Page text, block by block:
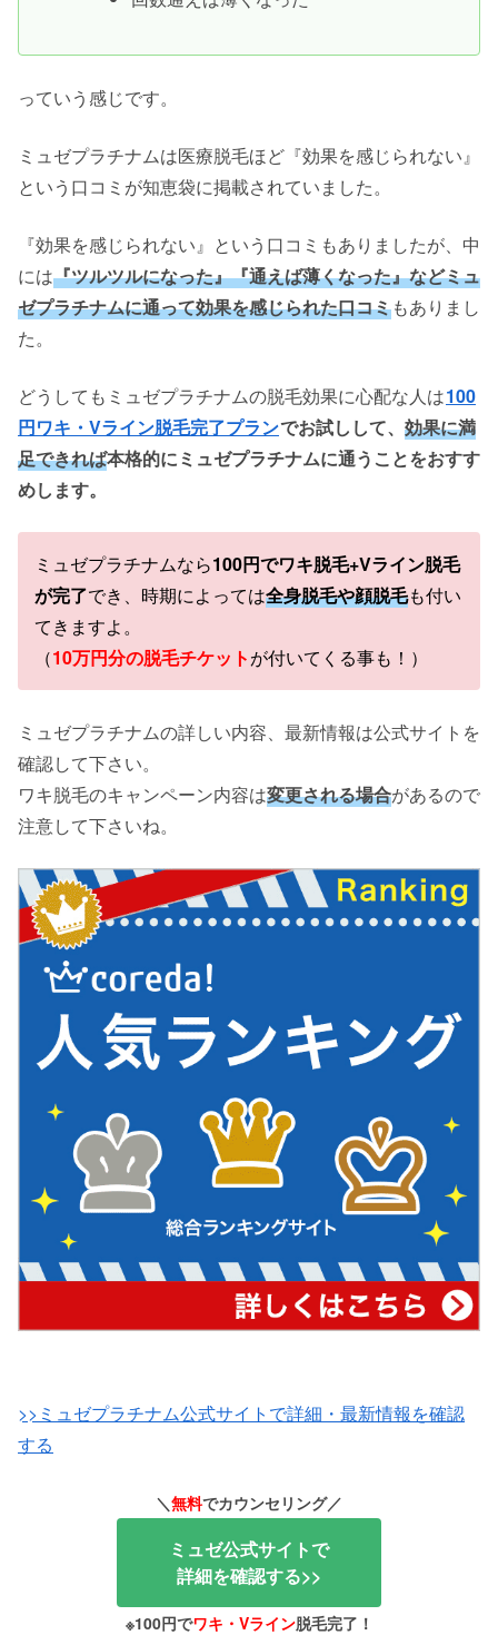
っていう感じです。
ミュゼプラチナムは医療脱毛ほど『効果を感じられない』
という口コミが知恵袋に掲載されていました。
『効果を感じられない』という口コミもありましたが、中
には『ツルツルになった』『通えば薄くなった』などミュ
ゼプラチナムに通って効果を感じられた口コミもありまし
た。
どうしてもミュゼプラチナムの脱毛効果に心配な人は100
円ワキ・Vライン脱毛完了プランでお試しして、 効果に満
足できれば本格的にミュゼプラチナムに通うことをおすす
めします。
ミュゼプラチナムなら100円でワキ脱毛+Vライン脱毛
が完了でき、時期によっては全身脱毛や顔脱毛も付い
てきますよ。
（10万円分の脱毛チケットが付いてくる事も！）
ミュゼプラチナムの詳しい内容、最新情報は公式サイトを
確認して下さい。
ワキ脱毛のキャンペーン内容は変更される場合があるので
注意して下さいね。
>>ミュゼプラチナム公式サイトで詳細・最新情報を確認
する
＼無料でカウンセリング／
ミュゼ公式サイトで
詳細を確認する>>
※100円でワキ・Vライン脱毛完了！